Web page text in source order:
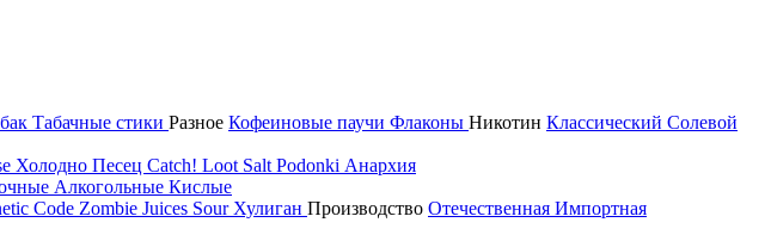
Табачные стики Разное Кофеиновые паучи Флаконы Никотин Классический Солевой
Холодно Песец Catch! Loot Salt Podonki Анархия
Алкогольные Кислые
Code Zombie Juices Sour Хулиган Производство Отечественная Импортная